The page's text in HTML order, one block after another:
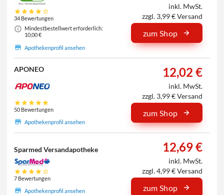
34 Bewertungen
Mindestbestellwert erforderlich:
10,00 €
Apothekenprofil ansehen
inkl. MwSt.
zzgl. 3,99 € Versand
zum Shop
APONEO
50 Bewertungen
Apothekenprofil ansehen
12,02 €
inkl. MwSt.
zzgl. 3,99 € Versand
zum Shop
Sparmed Versandapotheke
7 Bewertungen
Apothekenprofil ansehen
12,69 €
inkl. MwSt.
zzgl. 4,99 € Versand
zum Shop